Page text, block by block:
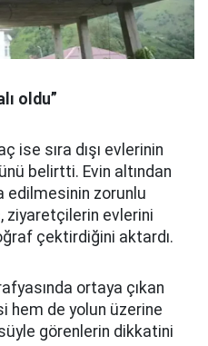
oldu”
ise sıra dışı evlerinin
belirtti. Evin altından
edilmesinin zorunlu
ziyaretçilerin evlerini
çektirdiğini aktardı.
ortaya çıkan
hem de yolun üzerine
görenlerin dikkatini